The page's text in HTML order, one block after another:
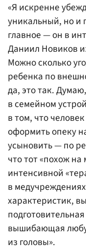
«Я искренне
уникальный, но и
главное — он в
Даниил Новиков
Можно сколько
ребенка по
да, это так.
в семейном
в том, что
оформить опеку
усыновить — по
что тот «похож
интенсивной
в
характеристик,
вышибающая
из головы».